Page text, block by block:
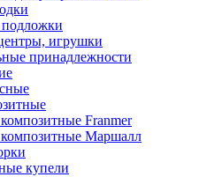
игрушки
принадлежности
Franmer
Маршалл
купели